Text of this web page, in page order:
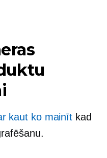
kaut ko mainīt kad